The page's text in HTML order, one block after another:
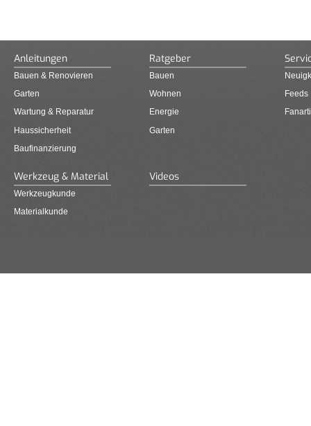
Anleitungen
Bauen & Renovieren
Garten
Wartung & Reparatur
Haussicherheit
Baufinanzierung
Ratgeber
Bauen
Wohnen
Energie
Garten
Feeds
Werkzeug & Material
Werkzeugkunde
Materialkunde
Videos